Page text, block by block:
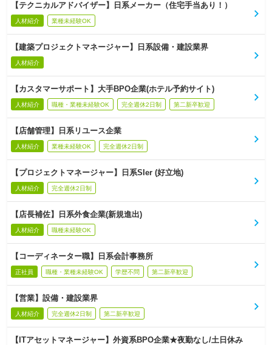
【テクニカルアドバイザー】日系メーカー（住宅手当あり！）
人材紹介 業種未経験OK
【建築プロジェクトマネージャー】日系設備・建設業界
人材紹介
【カスタマーサポート】大手BPO企業(ホテル予約サイト)
人材紹介 職種・業種未経験OK 完全週休2日制 第二新卒歓迎
【店舗管理】日系リユース企業
人材紹介 業種未経験OK 完全週休2日制
【プロジェクトマネージャー】日系SIer (好立地)
人材紹介 完全週休2日制
【店長補佐】日系外食企業(新規進出)
人材紹介 職種未経験OK
【コーディネーター職】日系会計事務所
正社員 職種・業種未経験OK 学歴不問 第二新卒歓迎
【営業】設備・建設業界
人材紹介 完全週休2日制 第二新卒歓迎
【ITアセットマネージャー】外資系BPO企業★夜勤なし/土日休み